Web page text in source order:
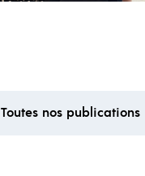
Toutes nos publications